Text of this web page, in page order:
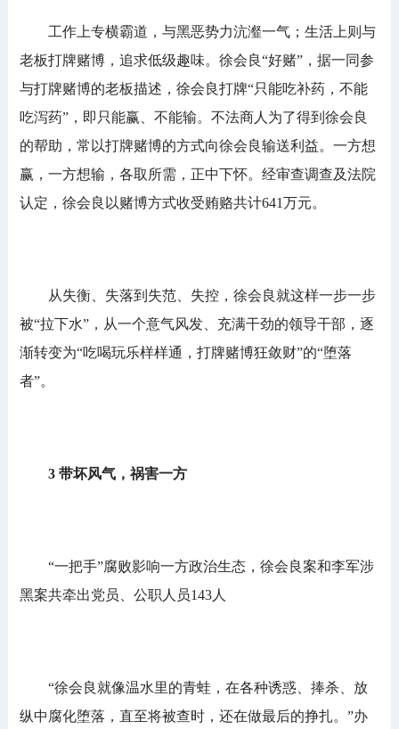
工作上专横霸道，与黑恶势力沆瀣一气；生活上则与
老板打牌赌博，追求低级趣味。徐会良“好赌”，据一同参
与打牌赌博的老板描述，徐会良打牌“只能吃补药，不能
吃泻药”，即只能赢、不能输。不法商人为了得到徐会良
的帮助，常以打牌赌博的方式向徐会良输送利益。一方想
赢，一方想输，各取所需，正中下怀。经审查调查及法院
认定，徐会良以赌博方式收受贿赂共计641万元。
从失衡、失落到失范、失控，徐会良就这样一步一步
被“拉下水”，从一个意气风发、充满干劲的领导干部，逐
渐转变为“吃喝玩乐样样通，打牌赌博狂敛财”的“堕落
者”。
3 带坏风气，祸害一方
“一把手”腐败影响一方政治生态，徐会良案和李军涉
黑案共牵出党员、公职人员143人
“徐会良就像温水里的青蛙，在各种诱惑、捧杀、放
纵中腐化堕落，直至将被查时，还在做最后的挣扎。”办